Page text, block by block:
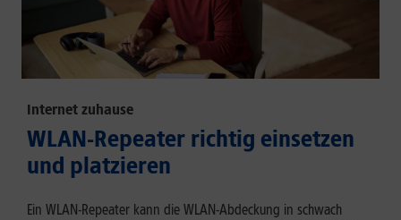
Internet zuhause
WLAN-Repeater richtig einsetzen
und platzieren
Ein WLAN-Repeater kann die WLAN-Abdeckung in schwach